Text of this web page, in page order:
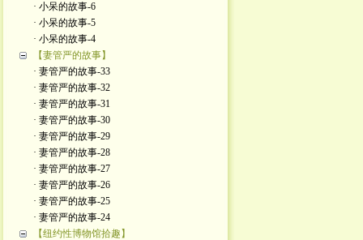
· 小呆的故事-6
· 小呆的故事-5
· 小呆的故事-4
【妻管严的故事】
· 妻管严的故事-33
· 妻管严的故事-32
· 妻管严的故事-31
· 妻管严的故事-30
· 妻管严的故事-29
· 妻管严的故事-28
· 妻管严的故事-27
· 妻管严的故事-26
· 妻管严的故事-25
· 妻管严的故事-24
【纽约性博物馆拾趣】